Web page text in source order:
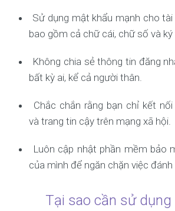
Sử dụng mật khẩu mạnh cho tài
bao gồm cả chữ cái, chữ số và
Không chia sẻ thông tin đăng
bất kỳ ai, kể cả người thân.
Chắc chắn rằng bạn chỉ kết
và trang tin cậy trên mạng xã hội.
Luôn cập nhật phần mềm bảo
của mình để ngăn chặn việc
Tại sao cần sử dụng